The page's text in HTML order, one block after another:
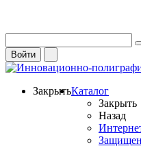
Войти
ЗакрытьКаталог
Закрыть
Назад